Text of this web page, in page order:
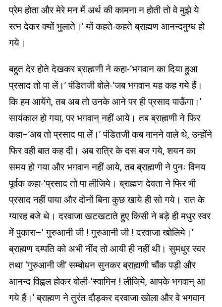
प्रेम होता और मेरे मन में अर्थ की कामना न होती तो वे मुझे ये
रत्न देकर क्यों भुलाते।’ यों कहते-कहते ब्राह्मण आनन्दमुग्ध हो
गये।
बहुत देर होते देखकर ब्राह्मणी ने कहा-‘भगवान का दिया हुआ
प्रसाद तो पा लें।’ पंडितजी बोले-‘जब भगवान यह कह गये हैं।
कि हम आयेंगे, तब अब तो उनके आने पर ही प्रसाद पाऊँगा।’
सायंकाल हो गया, पर भगवान् नहीं आये। तब ब्राह्मणी ने फिर
कहा–’अब तो प्रसाद पा लें।’ पंडितजी कब मानने वाले थे, उन्होंने
फिर वही बात कह दी। अब रात्रि के दस बज गये, शयन का
समय हो गया और भगवान नहीं आये, तब ब्राह्मणी ने पुनः विनय
पूर्वक कहा-‘प्रसाद तो पा लीजिये। ब्राह्मण देवता ने फिर भी
प्रसाद नहीं पाया और दोनों बिना कुछ खाये ही सो गये। रात के
ग्यारह बजे थे। दरवाजा खटखटाते हुए किसी ने बड़े ही मधुर स्वर
में पुकारा–‘ गुरुआनी जी ! गुरुआनी जी ! दरवाजा खोलिये।’
ब्राह्मण दम्पति को अभी नींद तो आयी ही नहीं थी। सुमधुर स्वर
तथा ‘गुरुआनी जी’ सम्बोधन सुनकर ब्राह्मणी चौंक पड़ी और
आनन्द विह्वल होकर बोली-‘स्वामिन ! लीजिये, आपके भगवान् आ
गये हैं।’ ब्राह्मण ने तुरंत दौड़कर दरवाजा खोला और वे भगवान